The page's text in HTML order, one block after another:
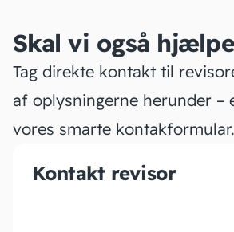
Skal vi også
Tag direkte kontakt til
af oplysningerne herunder –
vores smarte kontakformular.
Kontakt revisor